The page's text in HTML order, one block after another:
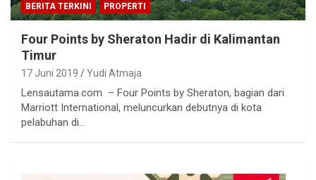
BERITA TERKINI PROPERTI
Four Points by Sheraton Hadir di Kalimantan
Timur
17 Juni 2019 Yudi Atmaja
Lensautama.com – Four Points by Sheraton, bagian dari
Marriott International, meluncurkan debutnya di kota
pelabuhan di…